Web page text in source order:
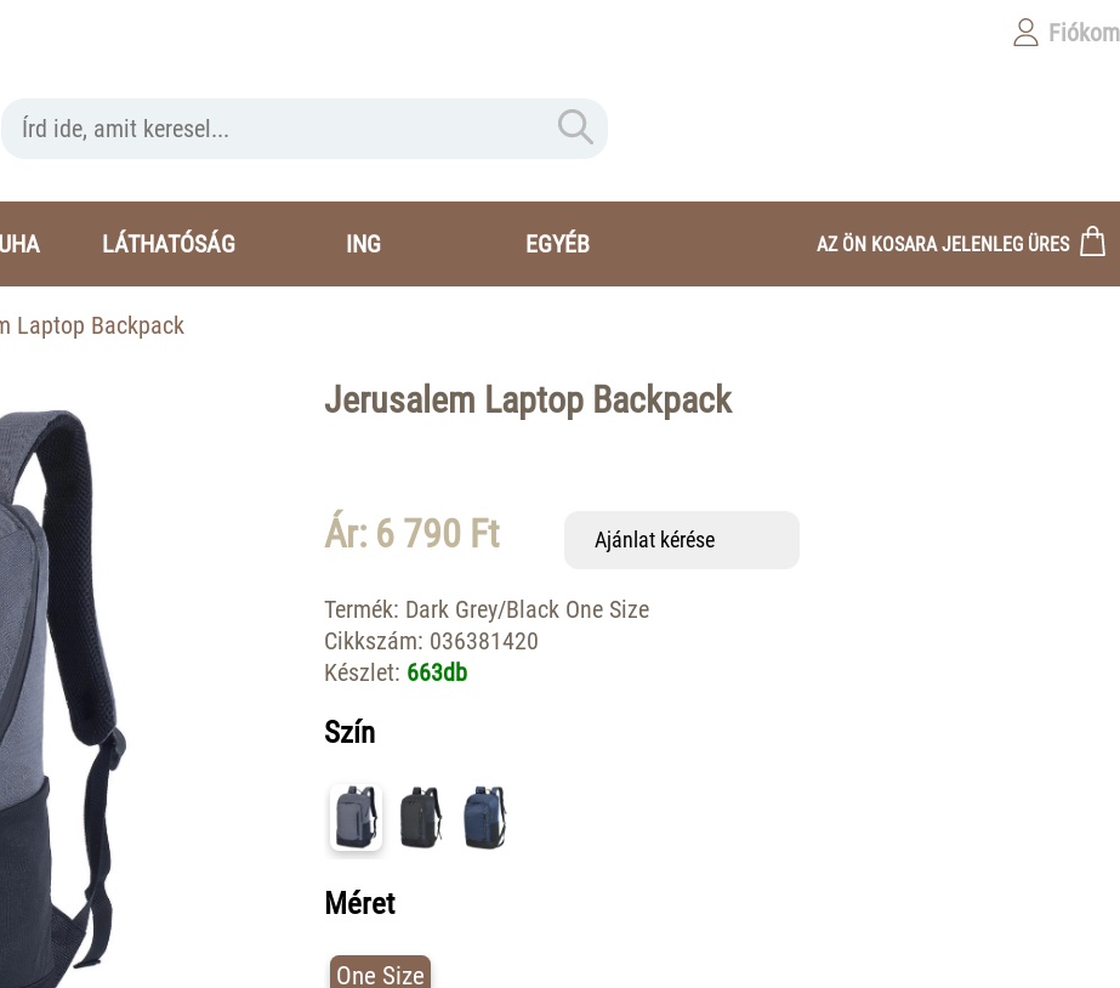
Fiókom
LÁTHATÓSÁG ING EGYÉB AZ ÖN KOSARA JELENLEG ÜRES
Laptop Backpack
Jerusalem Laptop Backpack
Ár: 6 790 Ft Ajánlat kérése
Termék: Dark Grey/Black One Size
Cikkszám: 036381420
Készlet: 663db
Szín
Méret
One Size